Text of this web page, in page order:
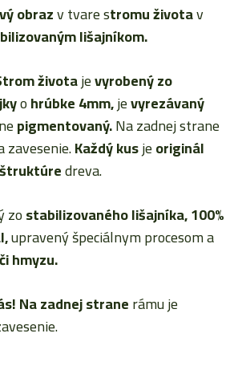
obrazv tvare stromu životav
lišajníkom.
životajevyrobený zo
ohrúbke 4mm,jevyrezávaný
pigmentovaný.Na zadnej strane
zavesenie.Každý kusjeoriginál
dreva.
zostabilizovaného lišajníka,100%
upravený špeciálnym procesom a
hmyzu.
Na zadnej stranerámu je